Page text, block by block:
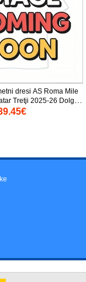
dresi AS Roma Mile
Tretji 2025-26 Dolgi